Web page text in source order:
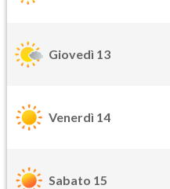
Giovedì 13
Venerdì 14
Sabato 15